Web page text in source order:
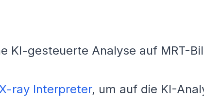
KI-gesteuerte Analyse auf MRT-
ray Interpreter, um auf die KI-